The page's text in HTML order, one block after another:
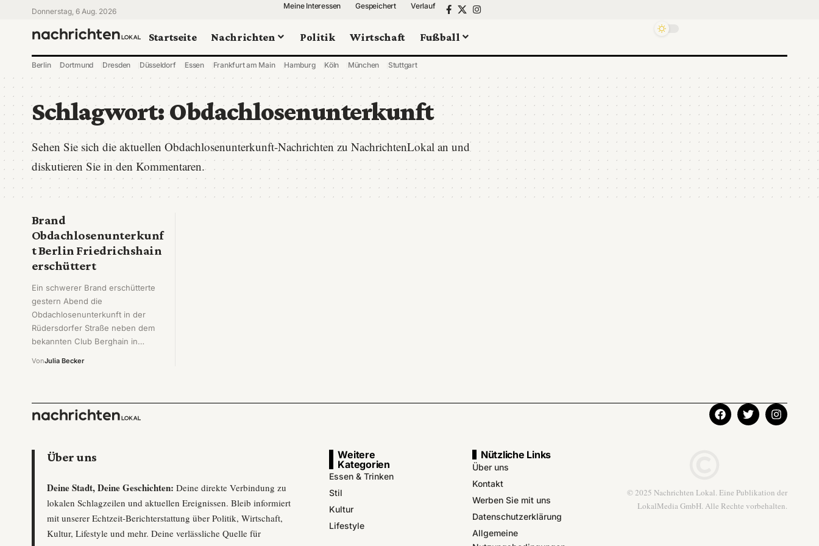
Donnerstag, 6 Aug. 2026
Meine Interessen Gespeichert Verlauf
Startseite Nachrichten Politik Wirtschaft Fußball
Berlin Dortmund Dresden Düsseldorf Essen Frankfurt am Main Hamburg Köln München Stuttgart
Schlagwort:Obdachlosenunterkunft
Sehen Sie sich die aktuellen Obdachlosenunterkunft-Nachrichten zu NachrichtenLokal an und
diskutieren Sie in den Kommentaren.
Brand
Obdachlosenunterkunf
t Berlin Friedrichshain
erschüttert
Ein schwerer Brand erschütterte
gestern Abend die
Obdachlosenunterkunft in der
Rüdersdorfer Straße neben dem
bekannten Club Berghain in…
VonJulia Becker
Über uns
Deine Stadt, Deine Geschichten: Deine direkte Verbindung zu
lokalen Schlagzeilen und aktuellen Ereignissen. Bleib informiert
mit unserer Echtzeit-Berichterstattung über Politik, Wirtschaft,
Kultur, Lifestyle und mehr. Deine verlässliche Quelle für
Weitere
Kategorien
Essen & Trinken
Stil
Kultur
Lifestyle
Nützliche Links
Über uns
Kontakt
Werben Sie mit uns
Datenschutzerklärung
Allgemeine
© 2025 Nachrichten Lokal. Eine Publikation der
LokalMedia GmbH. Alle Rechte vorbehalten.